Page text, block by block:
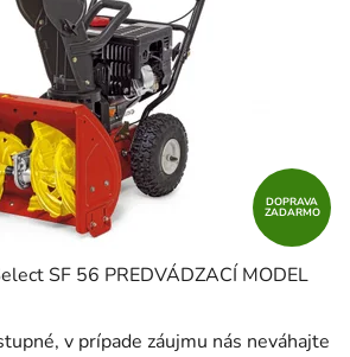
DOPRAVA
ZADARMO
SF 56 PREDVÁDZACÍ MODEL
v prípade záujmu nás neváhajte